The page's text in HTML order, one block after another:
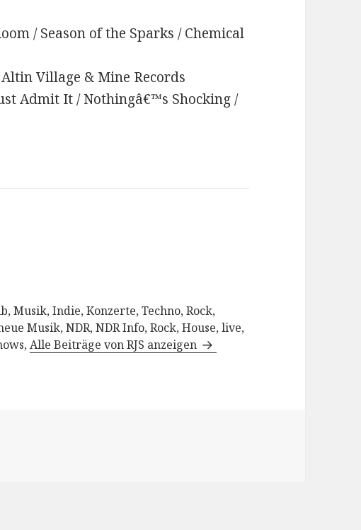
/ Season of the Sparks / Chemical
Village & Mine Records
Admit It / Nothingâ€™s Shocking /
Musik, Indie, Konzerte, Techno, Rock,
Musik, NDR, NDR Info, Rock, House, live,
Alle Beiträge von RJS anzeigen